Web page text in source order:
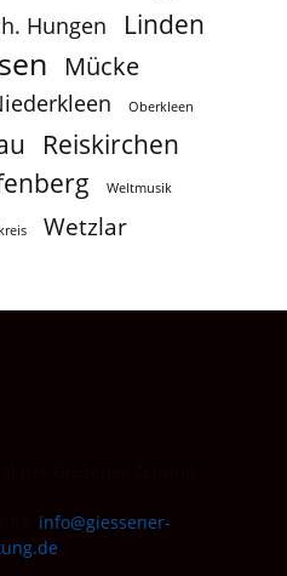
Hungen Linden
Mücke
Oberkleen
Reiskirchen
Weltmusik
Wetzlar
info@giessener-